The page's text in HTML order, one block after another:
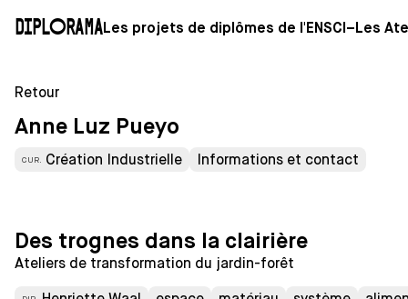
DiploramaLes projets de diplômes de l'ENSCI–Les
Retour
Anne Luz Pueyo
CUR. Création Industrielle Informations et contact
Des trognes dans la clairière
Ateliers de transformation du jardin-forêt